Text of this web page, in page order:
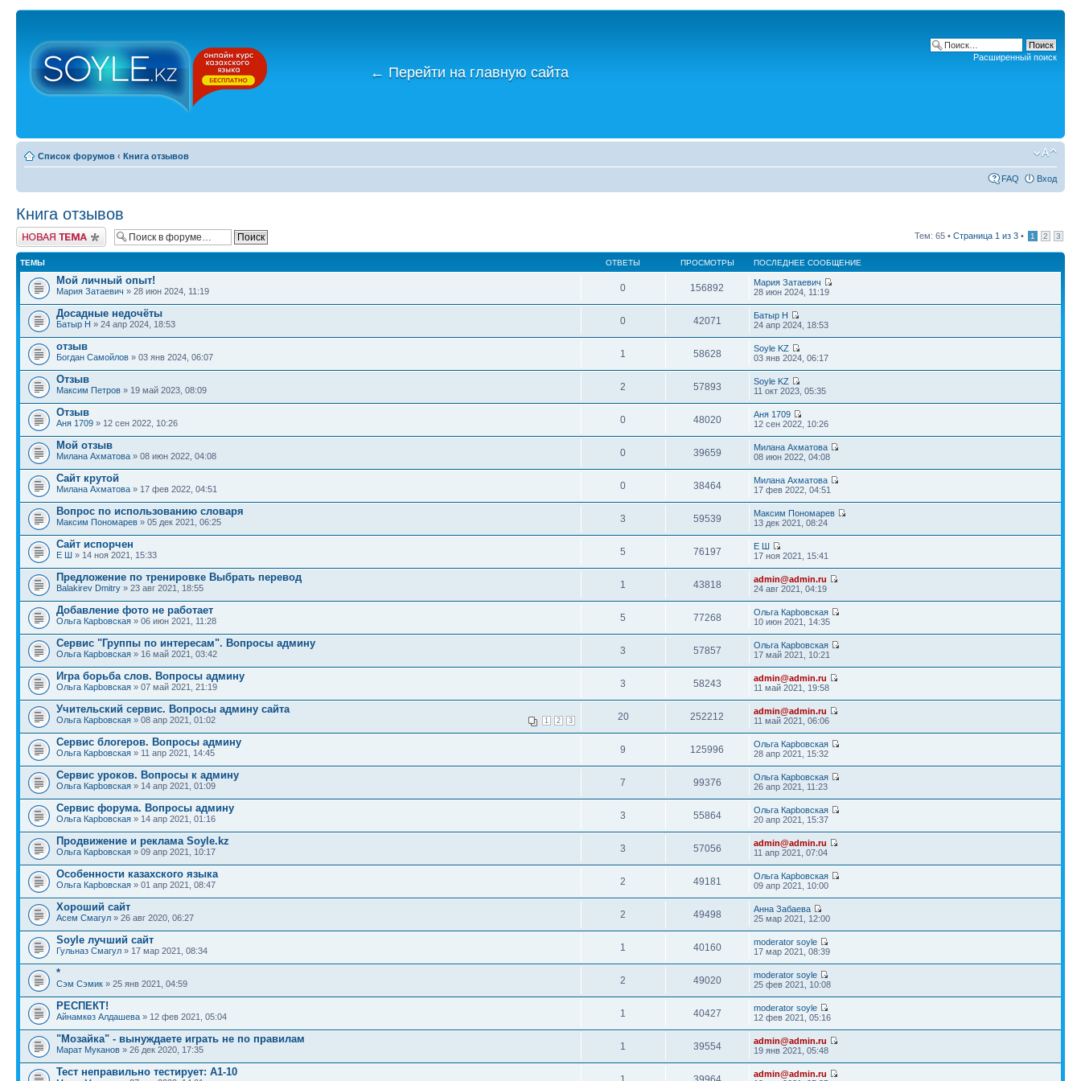
← Перейти на главную сайта
Расширенный поиск
Список форумов ‹ Книга отзывов
FAQ Вход
Книга отзывов
Новая тема Тем: 65 • Страница 1 из 3 • 1 2 3
ТЕМЫ ОТВЕТЫ ПРОСМОТРЫ ПОСЛЕДНЕЕ СООБЩЕНИЕ
Мой личный опыт!
Мария Затаевич » 28 июн 2024, 11:19 0 156892
Мария Затаевич
28 июн 2024, 11:19
Досадные недочёты
Батыр Н » 24 апр 2024, 18:53 0 42071
Батыр Н
24 апр 2024, 18:53
отзыв
Богдан Самойлов » 03 янв 2024, 06:07 1 58628
Soyle KZ
03 янв 2024, 06:17
Отзыв
Максим Петров » 19 май 2023, 08:09 2 57893
Soyle KZ
11 окт 2023, 05:35
Отзыв
Аня 1709 » 12 сен 2022, 10:26 0 48020
Аня 1709
12 сен 2022, 10:26
Мой отзыв
Милана Ахматова » 08 июн 2022, 04:08 0 39659
Милана Ахматова
08 июн 2022, 04:08
Сайт крутой
Милана Ахматова » 17 фев 2022, 04:51 0 38464
Милана Ахматова
17 фев 2022, 04:51
Вопрос по использованию словаря
Максим Пономарев » 05 дек 2021, 06:25 3 59539
Максим Пономарев
13 дек 2021, 08:24
Сайт испорчен
Е Ш » 14 ноя 2021, 15:33 5 76197
Е Ш
17 ноя 2021, 15:41
Предложение по тренировке Выбрать перевод
Balakirev Dmitry » 23 авг 2021, 18:55 1 43818
admin@admin.ru
24 авг 2021, 04:19
Добавление фото не работает
Ольга Карbовская » 06 июн 2021, 11:28 5 77268
Ольга Карbовская
10 июн 2021, 14:35
Сервис "Группы по интересам". Вопросы админу
Ольга Карbовская » 16 май 2021, 03:42 3 57857
Ольга Карbовская
17 май 2021, 10:21
Игра борьба слов. Вопросы админу
Ольга Карbовская » 07 май 2021, 21:19 3 58243
admin@admin.ru
11 май 2021, 19:58
Учительский сервис. Вопросы админу сайта
1 2 3
Ольга Карbовская » 08 апр 2021, 01:02 20 252212
admin@admin.ru
11 май 2021, 06:06
Сервис блогеров. Вопросы админу
Ольга Карbовская » 11 апр 2021, 14:45 9 125996
Ольга Карbовская
28 апр 2021, 15:32
Сервис уроков. Вопросы к админу
Ольга Карbовская » 14 апр 2021, 01:09 7 99376
Ольга Карbовская
26 апр 2021, 11:23
Сервис форума. Вопросы админу
Ольга Карbовская » 14 апр 2021, 01:16 3 55864
Ольга Карbовская
20 апр 2021, 15:37
Продвижение и реклама Soyle.kz
Ольга Карbовская » 09 апр 2021, 10:17 3 57056
admin@admin.ru
11 апр 2021, 07:04
Особенности казахского языка
Ольга Карbовская » 01 апр 2021, 08:47 2 49181
Ольга Карbовская
09 апр 2021, 10:00
Хороший сайт
Асем Смагул » 26 авг 2020, 06:27 2 49498
Анна Забаева
25 мар 2021, 12:00
Soyle лучший сайт
Гульназ Смагул » 17 мар 2021, 08:34 1 40160
moderator soyle
17 мар 2021, 08:39
*
Сэм Сэмик » 25 янв 2021, 04:59 2 49020
moderator soyle
25 фев 2021, 10:08
РЕСПЕКТ!
Айнамкөз Алдашева » 12 фев 2021, 05:04 1 40427
moderator soyle
12 фев 2021, 05:16
"Мозайка" - вынуждаете играть не по правилам
Марат Муканов » 26 дек 2020, 17:35 1 39554
admin@admin.ru
19 янв 2021, 05:48
Тест неправильно тестирует: А1-10
admin@admin.ru